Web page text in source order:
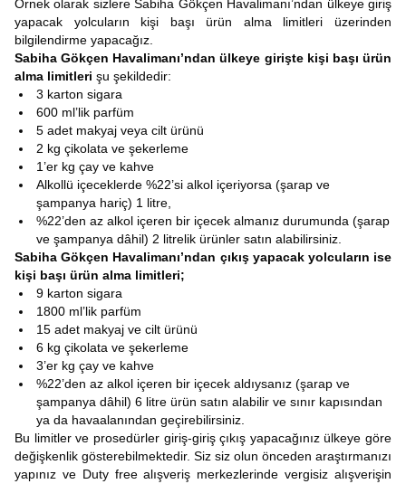
Örnek olarak sizlere Sabiha Gökçen Havalimanı’ndan ülkeye giriş
yapacak yolcuların kişi başı ürün alma limitleri üzerinden
bilgilendirme yapacağız.
Sabiha Gökçen Havalimanı’ndan ülkeye girişte kişi başı ürün
alma limitleri şu şekildedir:
3 karton sigara
600 ml’lik parfüm
5 adet makyaj veya cilt ürünü
2 kg çikolata ve şekerleme
1’er kg çay ve kahve
Alkollü içeceklerde %22’si alkol içeriyorsa (şarap ve
şampanya hariç) 1 litre,
%22’den az alkol içeren bir içecek almanız durumunda (şarap
ve şampanya dâhil) 2 litrelik ürünler satın alabilirsiniz.
Sabiha Gökçen Havalimanı’ndan çıkış yapacak yolcuların ise
kişi başı ürün alma limitleri;
9 karton sigara
1800 ml’lik parfüm
15 adet makyaj ve cilt ürünü
6 kg çikolata ve şekerleme
3’er kg çay ve kahve
%22’den az alkol içeren bir içecek aldıysanız (şarap ve
şampanya dâhil) 6 litre ürün satın alabilir ve sınır kapısından
ya da havaalanından geçirebilirsiniz.
Bu limitler ve prosedürler giriş-giriş çıkış yapacağınız ülkeye göre
değişkenlik gösterebilmektedir. Siz siz olun önceden araştırmanızı
yapınız ve Duty free alışveriş merkezlerinde vergisiz alışverişin